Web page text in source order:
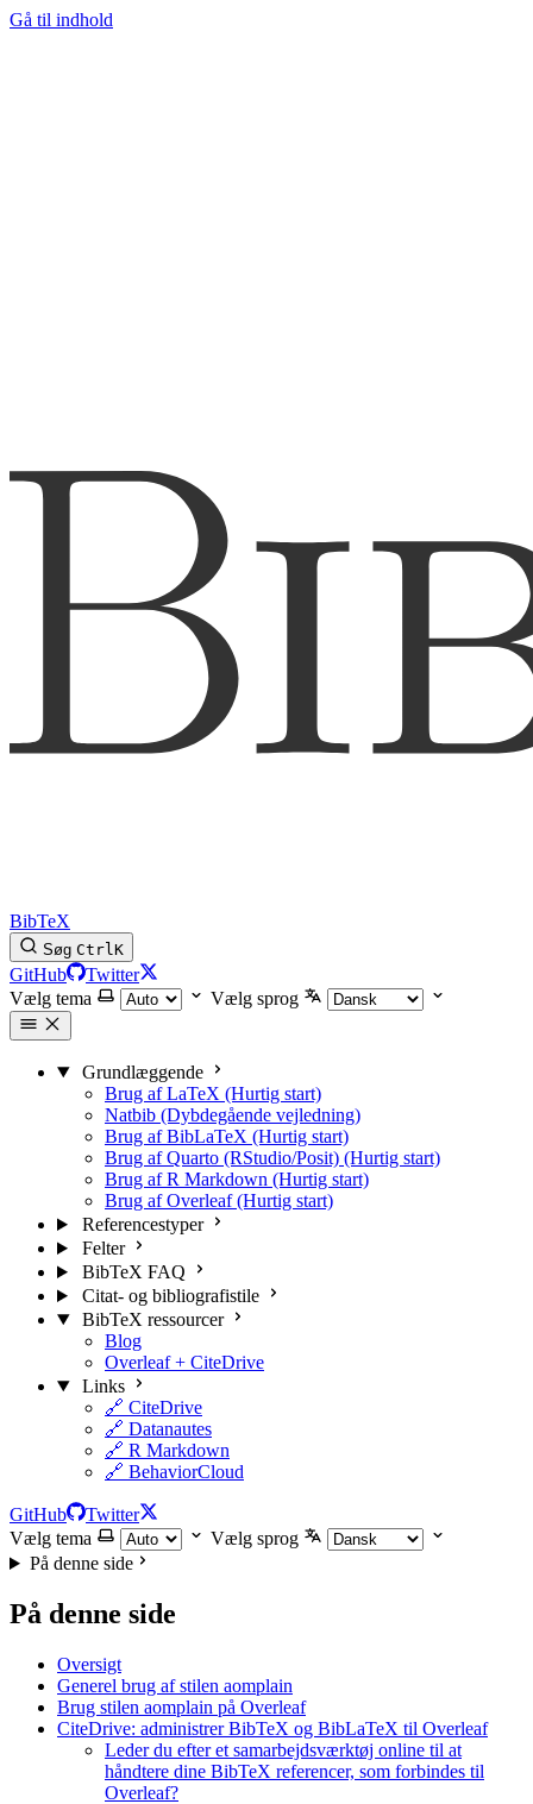
Gå til indhold
BibTeX
Søg CtrlK
GitHub
Twitter
Vælg tema
Vælg sprog
Grundlæggende
Brug af LaTeX (Hurtig start)
Natbib (Dybdegående vejledning)
Brug af BibLaTeX (Hurtig start)
Brug af Quarto (RStudio/Posit) (Hurtig start)
Brug af R Markdown (Hurtig start)
Brug af Overleaf (Hurtig start)
Referencestyper
Felter
BibTeX FAQ
Citat- og bibliografistile
BibTeX ressourcer
Blog
Overleaf + CiteDrive
Links
🔗 CiteDrive
🔗 Datanautes
🔗 R Markdown
🔗 BehaviorCloud
GitHub
Twitter
Vælg tema
Vælg sprog
På denne side
På denne side
Oversigt
Generel brug af stilen aomplain
Brug stilen aomplain på Overleaf
CiteDrive: administrer BibTeX og BibLaTeX til Overleaf
Leder du efter et samarbejdsværktøj online til at
håndtere dine BibTeX referencer, som forbindes til
Overleaf?